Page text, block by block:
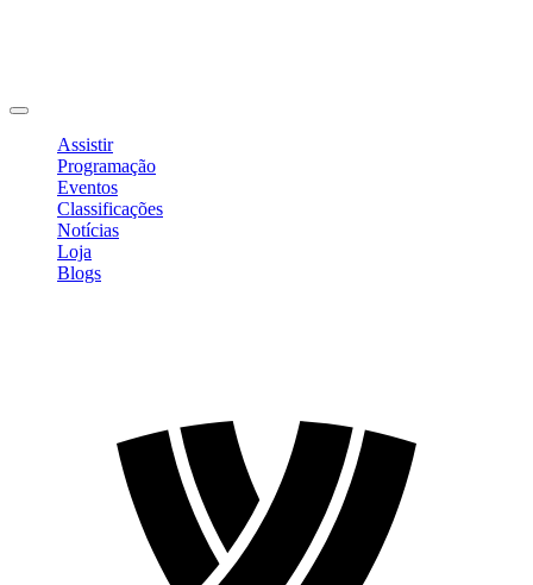
Assistir
Programação
Eventos
Classificações
Notícias
Loja
Blogs